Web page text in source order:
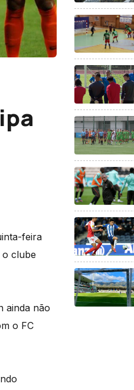
feira
o clube
ainda não
o FC